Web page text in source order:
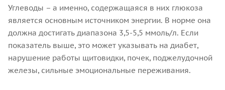
Углеводы – а именно, содержащаяся в них глюкоза
является основным источником энергии. В норме она
должна достигать диапазона 3,5-5,5 ммоль/л. Если
показатель выше, это может указывать на диабет,
нарушение работы щитовидки, почек, поджелудочной
железы, сильные эмоциональные переживания.